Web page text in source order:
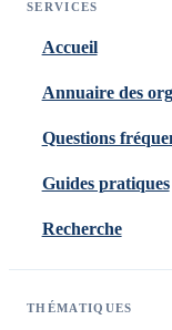
SERVICES
Accueil
Annuaire des
Questions
Guides pratiques
Recherche
THÉMATIQUES